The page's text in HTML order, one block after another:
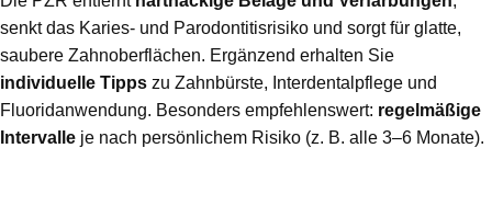
senkt das Karies- und Parodontitisrisiko und sorgt für glatte,
saubere Zahnoberflächen. Ergänzend erhalten Sie
individuelle Tipps zu Zahnbürste, Interdentalpflege und
Fluoridanwendung. Besonders empfehlenswert: regelmäßige
Intervalle je nach persönlichem Risiko (z. B. alle 3–6 Monate).